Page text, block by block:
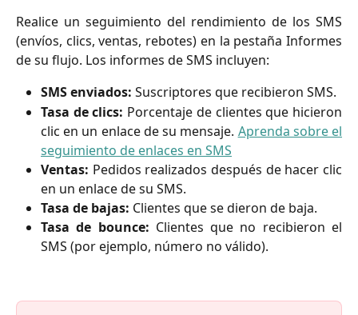
Realice un seguimiento del rendimiento de los SMS
(envíos, clics, ventas, rebotes) en la pestaña Informes
de su flujo. Los informes de SMS incluyen:
SMS enviados: Suscriptores que recibieron SMS.
Tasa de clics: Porcentaje de clientes que hicieron
clic en un enlace de su mensaje. Aprenda sobre el
seguimiento de enlaces en SMS
Ventas: Pedidos realizados después de hacer clic
en un enlace de su SMS.
Tasa de bajas: Clientes que se dieron de baja.
Tasa de bounce: Clientes que no recibieron el
SMS (por ejemplo, número no válido).